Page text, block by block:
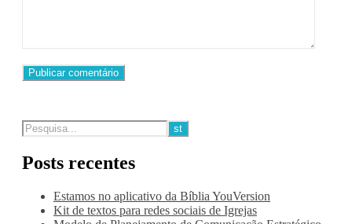
Posts recentes
Estamos no aplicativo da Bíblia YouVersion
Kit de textos para redes sociais de Igrejas